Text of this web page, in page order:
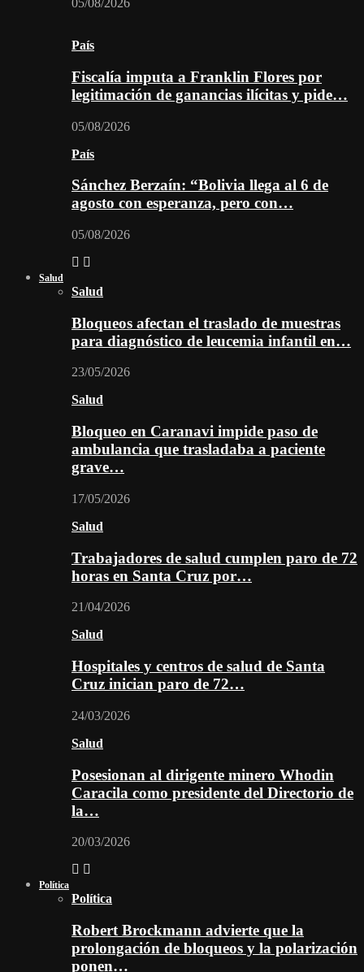
05/08/2026
País
Fiscalía imputa a Franklin Flores por
legitimación de ganancias ilícitas y pide…
05/08/2026
País
Sánchez Berzaín: “Bolivia llega al 6 de
agosto con esperanza, pero con…
05/08/2026
Salud
Salud
Bloqueos afectan el traslado de muestras
para diagnóstico de leucemia infantil en…
23/05/2026
Salud
Bloqueo en Caranavi impide paso de
ambulancia que trasladaba a paciente
grave…
17/05/2026
Salud
Trabajadores de salud cumplen paro de 72
horas en Santa Cruz por…
21/04/2026
Salud
Hospitales y centros de salud de Santa
Cruz inician paro de 72…
24/03/2026
Salud
Posesionan al dirigente minero Whodin
Caracila como presidente del Directorio de
la…
20/03/2026
Política
Política
Robert Brockmann advierte que la
prolongación de bloqueos y la polarización
ponen…